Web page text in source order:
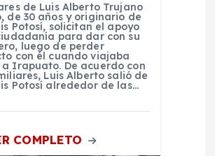
de Luis Alberto Trujano
de 30 años y originario de
Potosí, solicitan el apoyo
para dar con su
luego de perder
con él cuando viajaba
a Irapuato. De acuerdo con
Luis Alberto salió de
Potosí alrededor de las…
COMPLETO